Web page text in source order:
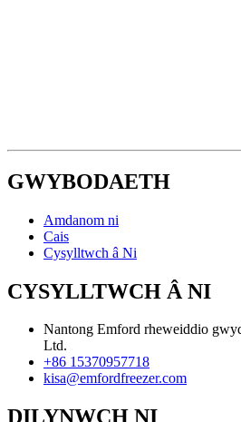
GWYBODAETH
Amdanom ni
Cais
Cysylltwch â Ni
CYSYLLTWCH Â NI
Nantong Emford rheweiddio
Ltd.
+86 15370957718
kisa@emfordfreezer.com
DILYNWCH NI